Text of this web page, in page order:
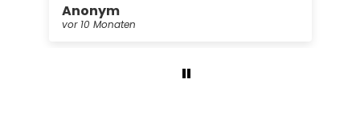
Anonym
vor 10 Monaten